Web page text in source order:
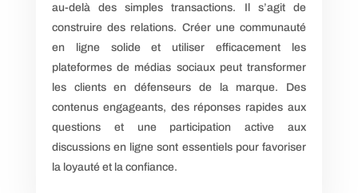
au-delà des simples transactions. Il s’agit de
construire des relations. Créer une communauté
en ligne solide et utiliser efficacement les
plateformes de médias sociaux peut transformer
les clients en défenseurs de la marque. Des
contenus engageants, des réponses rapides aux
questions et une participation active aux
discussions en ligne sont essentiels pour favoriser
la loyauté et la confiance.